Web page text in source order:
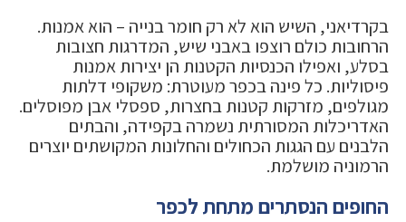
בקרדיאני, השיש הוא לא רק חומר בנייה – הוא אמנות.
הרחובות כולם רוצפו באבני שיש, המדרגות חצובות
בסלע, ואפילו הכנסיות הקטנות הן יצירות אמנות
פיסוליות. כל פינה בכפר מעוטרת: משקופי דלתות
מגולפים, מזרקות קטנות בחצרות, ספסלי אבן מפוסלים.
האדריכלות המסורתית נשמרה בקפידה, והבתים
הלבנים עם הגגות הכחולים והחלונות המקושתים יוצרים
הרמוניה מושלמת.
החופים הנסתרים מתחת לכפר